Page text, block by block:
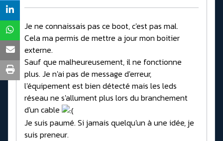
Je ne connaissais pas ce boot, c'est pas mal.
Cela ma permis de mettre a jour mon boitier
externe.
Sauf que malheureusement, il ne fonctionne
plus. Je n'ai pas de message d'erreur,
l'équipement est bien détecté mais les leds
réseau ne s'allument plus lors du branchement
d'un cable
Je suis paumé. Si jamais quelqu'un à une idée, je
suis preneur.